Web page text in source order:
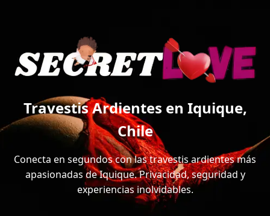
Travestis Ardientes en Iquique,
Chile
Conecta en segundos con las travestis ardientes más
apasionadas de Iquique. Privacidad, seguridad y
experiencias inolvidables.